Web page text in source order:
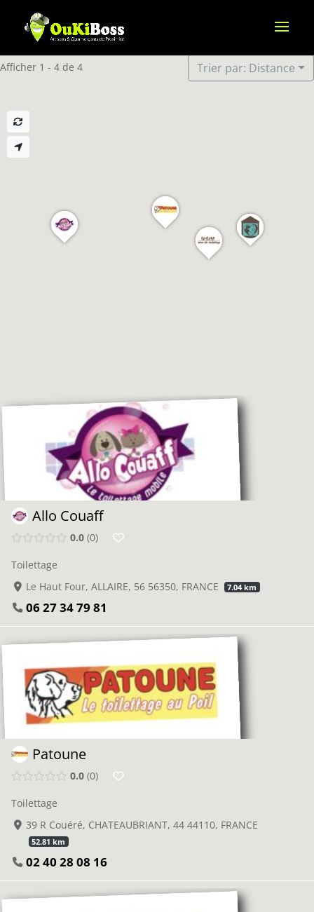
Afficher 1 - 4 de 4 Trier par: Distance
Allo Couaff
0.0 0
Toilettage
Le Haut Four, ALLAIRE, 56 56350, FRANCE
7.04 km
06 27 34 79 81
Patoune
0.0 0
Toilettage
39 R Couéré, CHATEAUBRIANT, 44 44110, FRANCE
52.81 km
02 40 28 08 16